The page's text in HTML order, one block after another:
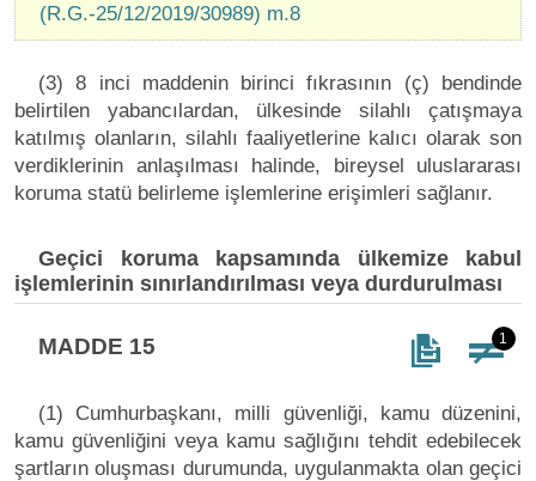
(R.G.-25/12/2019/30989) m.8
(3) 8 inci maddenin birinci fıkrasının (ç) bendinde
belirtilen yabancılardan, ülkesinde silahlı çatışmaya
katılmış olanların, silahlı faaliyetlerine kalıcı olarak son
verdiklerinin anlaşılması halinde, bireysel uluslararası
koruma statü belirleme işlemlerine erişimleri sağlanır.
Geçici koruma kapsamında ülkemize kabul
işlemlerinin sınırlandırılması veya durdurulması
MADDE 15 1
(1) Cumhurbaşkanı, milli güvenliği, kamu düzenini,
kamu güvenliğini veya kamu sağlığını tehdit edebilecek
şartların oluşması durumunda, uygulanmakta olan geçici